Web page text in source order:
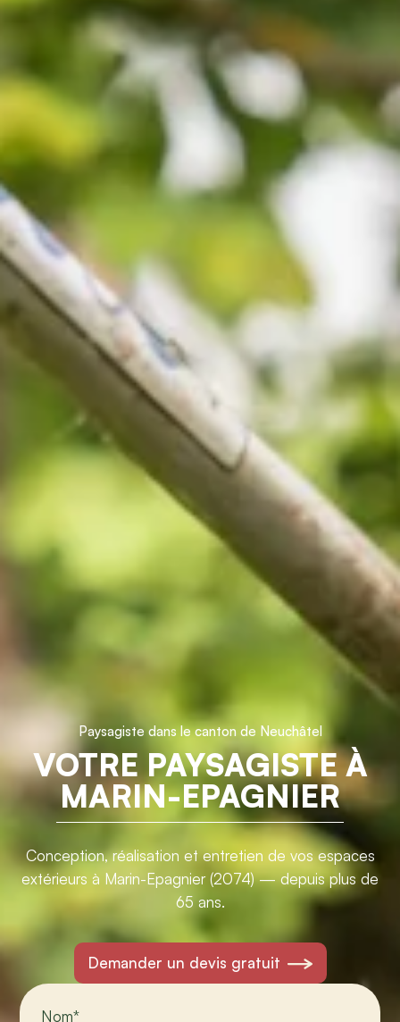
Paysagiste dans le canton de Neuchâtel
VOTRE PAYSAGISTE À
MARIN-EPAGNIER
Conception, réalisation et entretien de vos espaces
extérieurs à Marin-Epagnier (2074) — depuis plus de
65 ans.
Demander un devis gratuit
Nom*